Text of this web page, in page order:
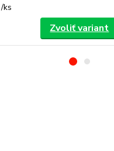
/ks
Zvoliť variant